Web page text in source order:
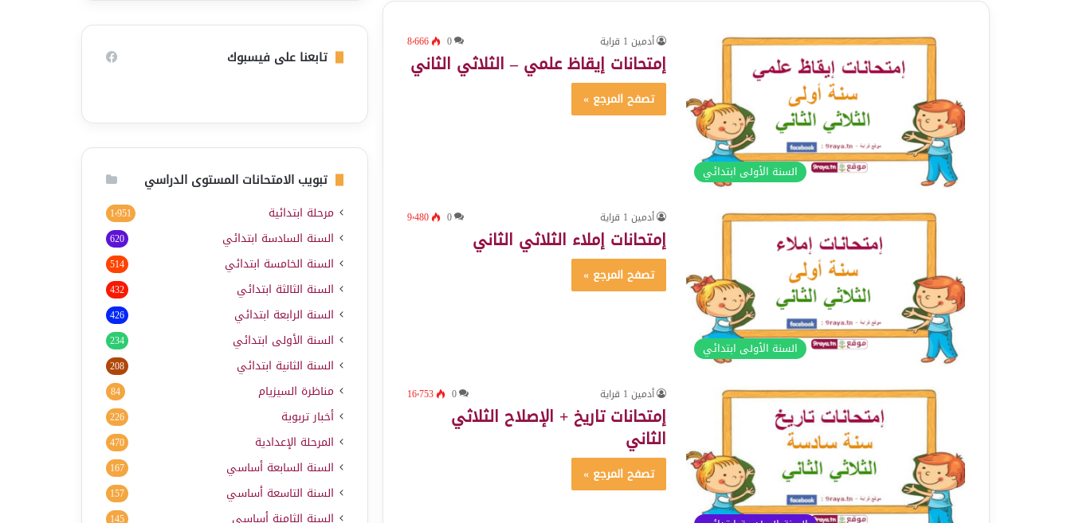
السنة الأولى ابتدائي
أدمين 1 قراية 0 8٬666
إمتحانات إيقاظ علمي – الثلاثي الثاني
تصفح المرجع »
السنة الأولى ابتدائي
أدمين 1 قراية 0 9٬480
إمتحانات إملاء الثلاثي الثاني
تصفح المرجع »
أدمين 1 قراية 0 16٬753
إمتحانات تاريخ + الإصلاح الثلاثي
الثاني
تصفح المرجع »
تابعنا على فيسبوك
تبويب الامتحانات المستوى الدراسي
مرحلة ابتدائية 1٬951
السنة السادسة ابتدائي 620
السنة الخامسة ابتدائي 514
السنة الثالثة ابتدائي 432
السنة الرابعة ابتدائي 426
السنة الأولى ابتدائي 234
السنة الثانية ابتدائي 208
مناظرة السيزيام 84
أخبار تربوية 226
المرحلة الإعدادية 470
السنة السابعة أساسي 167
السنة التاسعة أساسي 157
السنة الثامنة أساسي 145